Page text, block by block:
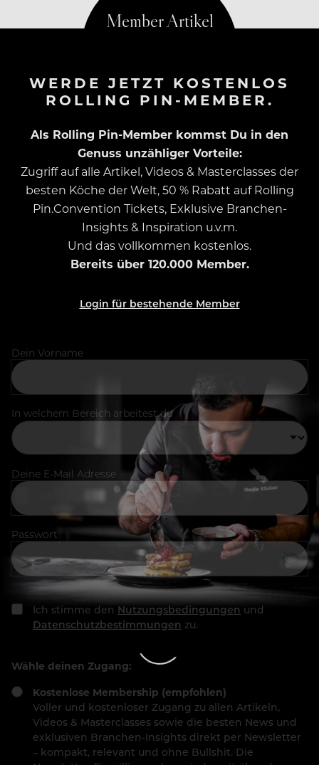
WERDE JETZT KOSTENLOS
ROLLING PIN-MEMBER.
Als Rolling Pin-Member kommst Du in den
Genuss unzähliger Vorteile:
Zugriff auf alle Artikel, Videos & Masterclasses der
besten Köche der Welt, 50 % Rabatt auf Rolling
Pin.Convention Tickets, Exklusive Branchen-
Insights & Inspiration u.v.m.
Und das vollkommen kostenlos.
Bereits über 120.000 Member.
Login für bestehende Member
Dein Vorname
In welchem Bereich arbeitest du
Deine E-Mail Adresse
Passwort
Ich stimme den Nutzungsbedingungen und
Datenschutzbestimmungen zu.
Wähle deinen Zugang:
Kostenlose Membership (empfohlen)
Voller und kostenloser Zugang zu allen Artikeln,
Videos & Masterclasses sowie die besten News und
exklusiven Branchen-Insights direkt per Newsletter
– kompakt, relevant und ohne Bullshit. Die